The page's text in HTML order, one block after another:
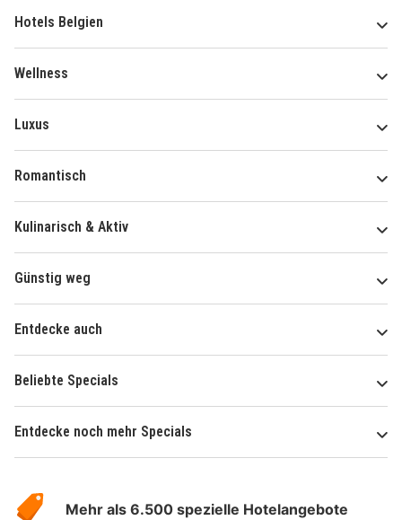
Hotels Belgien
Wellness
Luxus
Romantisch
Kulinarisch & Aktiv
Günstig weg
Entdecke auch
Beliebte Specials
Entdecke noch mehr Specials
Hotelspecials
Mehr als 6.500 spezielle Hotelangebote